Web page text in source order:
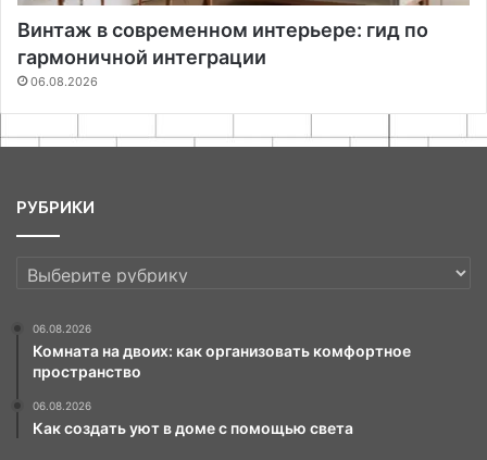
Винтаж в современном интерьере: гид по
гармоничной интеграции
06.08.2026
РУБРИКИ
РУБРИКИ
06.08.2026
Комната на двоих: как организовать комфортное
пространство
06.08.2026
Как создать уют в доме с помощью света